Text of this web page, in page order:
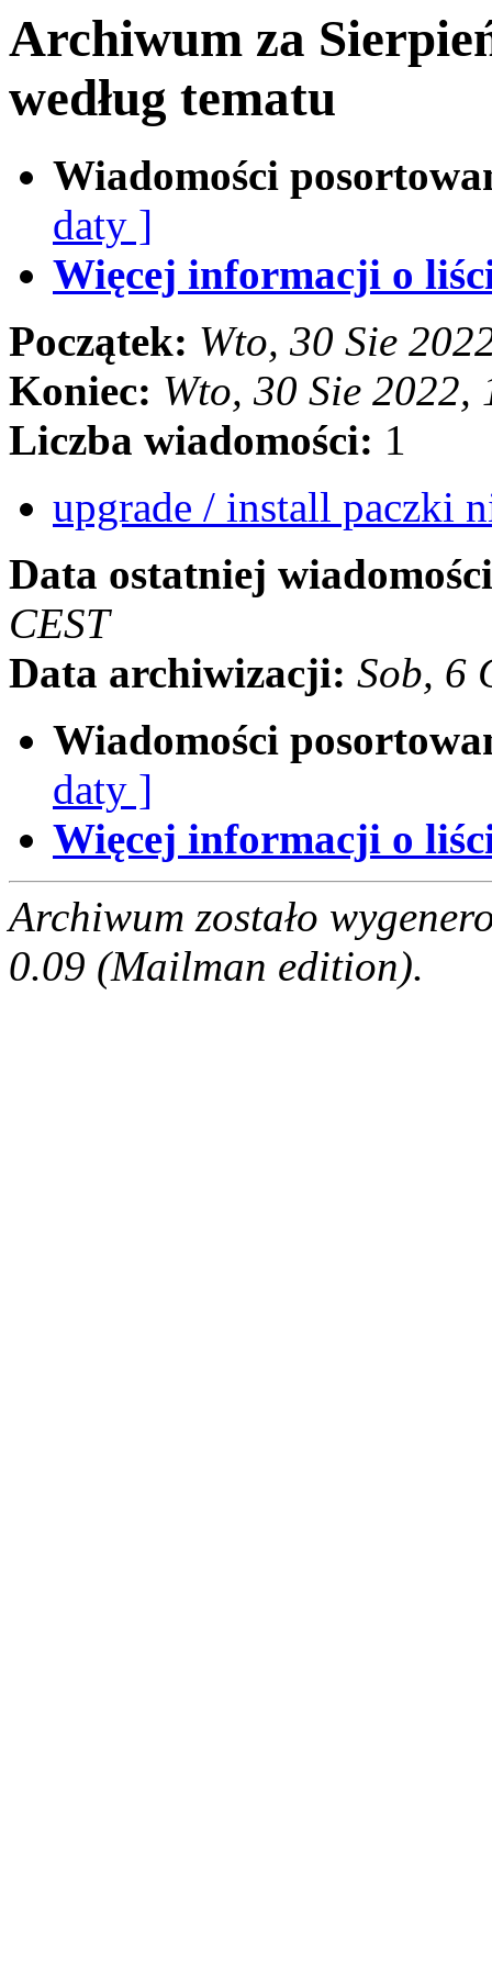
Archiwum za
według tematu
Wiadomości
daty ]
Więcej informacji o
Początek: Wto, 30 Sie
Koniec: Wto, 30 Sie 2022,
Liczba wiadomości: 1
upgrade / install paczki
Data ostatniej
CEST
Data archiwizacji: Sob, 6
Wiadomości
daty ]
Więcej informacji o
Archiwum zostało
0.09 (Mailman edition).